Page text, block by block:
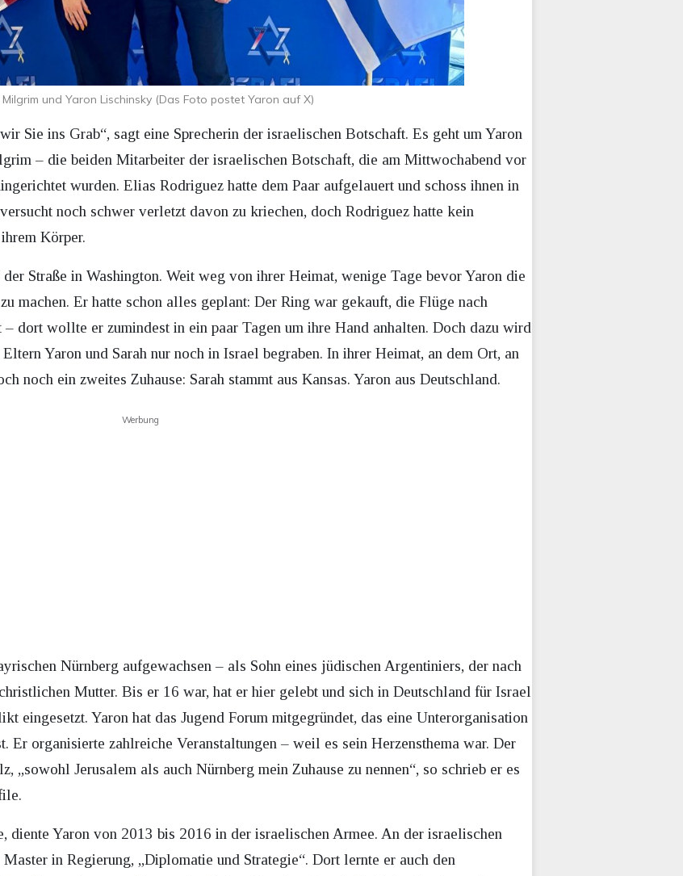
und Yaron Lischinsky (Das Foto postet Yaron auf X)
Sie ins Grab“, sagt eine Sprecherin der israelischen Botschaft. Es geht um Yaron
– die beiden Mitarbeiter der israelischen Botschaft, die am Mittwochabend vor
wurden. Elias Rodriguez hatte dem Paar aufgelauert und schoss ihnen in
noch schwer verletzt davon zu kriechen, doch Rodriguez hatte kein
Körper.
der Straße in Washington. Weit weg von ihrer Heimat, wenige Tage bevor Yaron die
machen. Er hatte schon alles geplant: Der Ring war gekauft, die Flüge nach
dort wollte er zumindest in ein paar Tagen um ihre Hand anhalten. Doch dazu wird
Yaron und Sarah nur noch in Israel begraben. In ihrer Heimat, an dem Ort, an
noch ein zweites Zuhause: Sarah stammt aus Kansas. Yaron aus Deutschland.
Werbung
Nürnberg aufgewachsen – als Sohn eines jüdischen Argentiniers, der nach
Mutter. Bis er 16 war, hat er hier gelebt und sich in Deutschland für Israel
eingesetzt. Yaron hat das Jugend Forum mitgegründet, das eine Unterorganisation
Er organisierte zahlreiche Veranstaltungen – weil es sein Herzensthema war. Der
„sowohl Jerusalem als auch Nürnberg mein Zuhause zu nennen“, so schrieb er es
diente Yaron von 2013 bis 2016 in der israelischen Armee. An der israelischen
in Regierung, „Diplomatie und Strategie“. Dort lernte er auch den